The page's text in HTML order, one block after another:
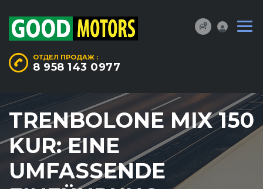
ОТДЕЛ ПРОДАЖ :
8 958 143 0977
TRENBOLONE MIX 150
KUR: EINE
UMFASSENDE